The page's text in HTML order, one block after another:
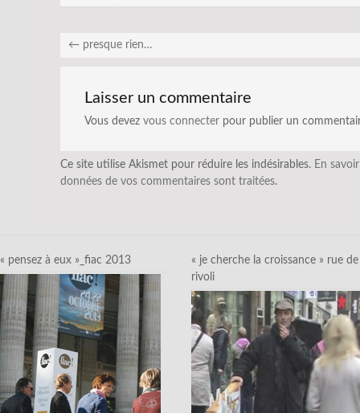
← presque rien…
Laisser un commentaire
Vous devez vous connecter pour publier un
Ce site utilise Akismet pour réduire les indésirables. En
données de vos commentaires sont traitées.
« pensez à eux »_fiac 2013
« je cherche la croissance » rue de
rivoli